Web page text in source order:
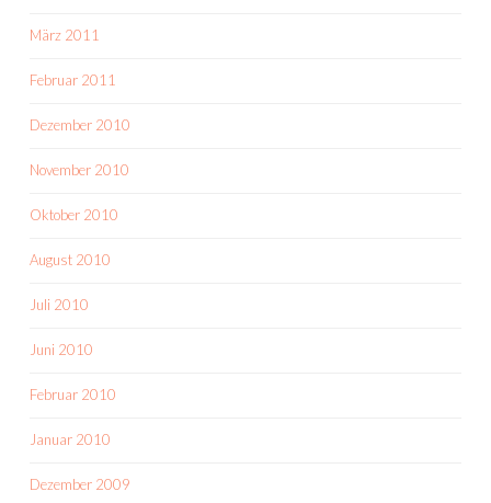
März 2011
Februar 2011
Dezember 2010
November 2010
Oktober 2010
August 2010
Juli 2010
Juni 2010
Februar 2010
Januar 2010
Dezember 2009